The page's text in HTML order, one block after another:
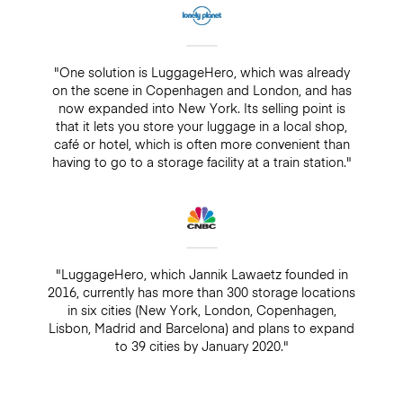
"One solution is LuggageHero, which was already
on the scene in Copenhagen and London, and has
now expanded into New York. Its selling point is
that it lets you store your luggage in a local shop,
café or hotel, which is often more convenient than
having to go to a storage facility at a train station."
"LuggageHero, which Jannik Lawaetz founded in
2016, currently has more than 300 storage locations
in six cities (New York, London, Copenhagen,
Lisbon, Madrid and Barcelona) and plans to expand
to 39 cities by January 2020."